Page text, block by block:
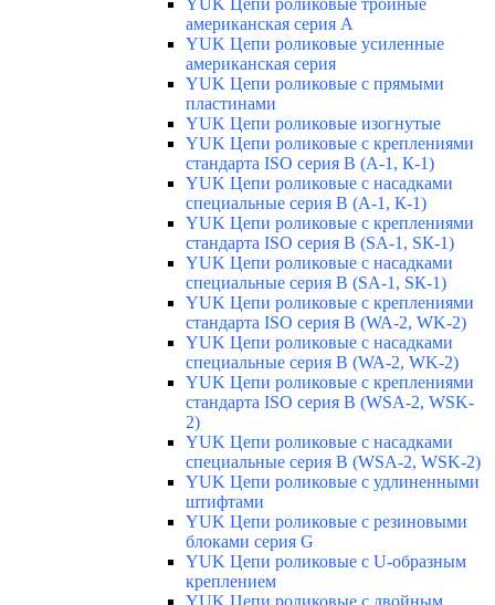
американская серия А
YUK Цепи роликовые усиленные
американская серия
YUK Цепи роликовые с прямыми
пластинами
YUK Цепи роликовые изогнутые
YUK Цепи роликовые с креплениями
стандарта ISO серия B (А-1, К-1)
YUK Цепи роликовые с насадками
специальные серия В (А-1, К-1)
YUK Цепи роликовые с креплениями
стандарта ISO серия B (SA-1, SК-1)
YUK Цепи роликовые с насадками
специальные серия В (SA-1, SК-1)
YUK Цепи роликовые с креплениями
стандарта ISO серия B (WA-2, WK-2)
YUK Цепи роликовые с насадками
специальные серия В (WA-2, WK-2)
YUK Цепи роликовые с креплениями
стандарта ISO серия B (WSA-2, WSK-
2)
YUK Цепи роликовые с насадками
специальные серия B (WSA-2, WSK-2)
YUK Цепи роликовые с удлиненными
штифтами
YUK Цепи роликовые с резиновыми
блоками серия G
YUK Цепи роликовые с U-образным
креплением
YUK Цепи роликовые с двойным